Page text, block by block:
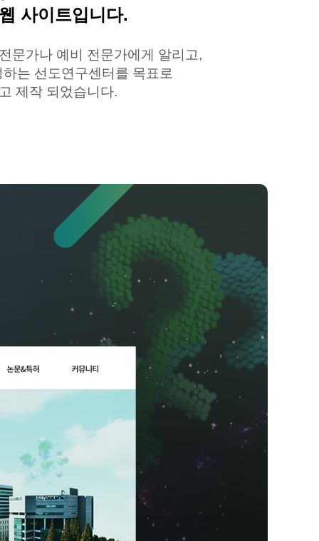
사이트입니다.
문가나 예비 전문가에게 알리고,
는 선도연구센터를 목표로
제작 되었습니다.